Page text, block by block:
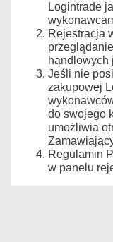
Logintrade
Rejestracja
handlowych
Jeśli nie
zakupowej
do swojego
umożliwia
Regulamin
w panelu